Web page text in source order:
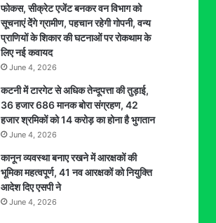
फोकस, सीक्रेट एजेंट बनकर वन विभाग को
सूचनाएं देेंगे ग्रामीण, पहचान रहेगी गोपनी, वन्य
प्राणियों के शिकार की घटनाओं पर रोकथाम के
लिए नई कवायद
June 4, 2026
कटनी में टारगेट से अधिक तेन्दूपत्ता की तुड़ाई,
36 हजार 686 मानक बोरा संग्रहण, 42
हजार श्रमिकों को 14 करोड़ का होना है भुगतान
June 4, 2026
कानून व्यवस्था बनाए रखने में आरक्षकों की
भूमिका महत्वपूर्ण, 41 नव आरक्षकों को नियुक्ति
आदेश दिए एसपी ने
June 4, 2026